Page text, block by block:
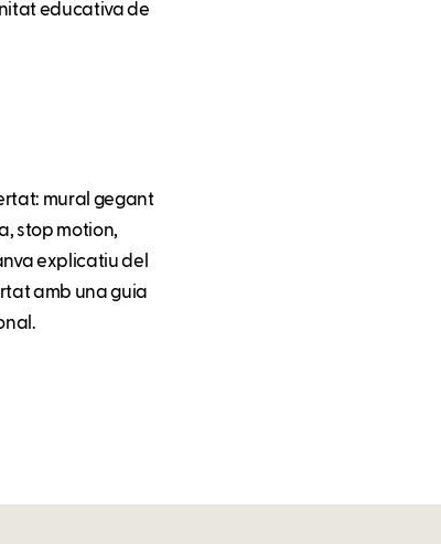
educativa de
mural gegant
stop motion,
explicatiu del
amb una guia